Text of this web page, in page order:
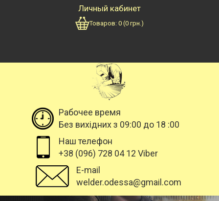
Личный кабинет
Товаров: 0 (0 грн.)
Рабочее время
Без вихідних з 09:00 до 18 :00
Наш телефон
+38 (096) 728 04 12 Viber
E-mail
welder.odessa@gmail.com